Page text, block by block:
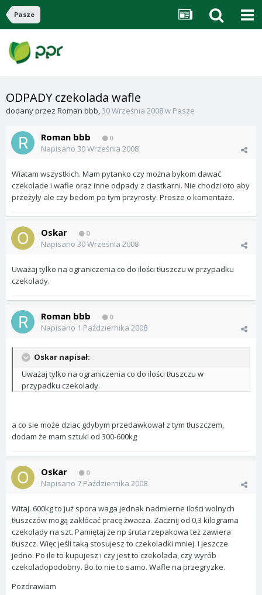
Pasze
ODPADY czekolada wafle
dodany przez Roman bbb,30 Września 2008w Pasze
Roman bbb 0
Napisano 30 Września 2008
Wiatam wszystkich. Mam pytanko czy można bykom dawać
czekolade i wafle oraz inne odpady z ciastkarni. Nie chodzi oto aby
przeżyły ale czy bedom po tym przyrosty. Prosze o komentaże.
Oskar 0
Napisano 30 Września 2008
Uważaj tylko na ograniczenia co do ilości tłuszczu w przypadku
czekolady.
Roman bbb 0
Napisano 1 Października 2008
Oskar napisał:
Uważaj tylko na ograniczenia co do ilości tłuszczu w
przypadku czekolady.
a co sie może dziac gdybym przedawkował z tym tłuszczem,
dodam że mam sztuki od 300-600kg
Oskar 0
Napisano 7 Października 2008
Witaj. 600kg to już spora waga jednak nadmierne ilości wolnych
tłuszczów mogą zakłócać pracę żwacza. Zacznij od 0,3 kilograma
czekolady na szt. Pamiętaj że np śruta rzepakowa też zawiera
tłuszcz. Więc jeśli taką stosujesz to czekoladki mniej. I jeszcze
jedno. Po ile to kupujesz i czy jest to czekolada, czy wyrób
czekoladopodobny. Bo to nie to samo. Wafle na przegryzke.
Pozdrawiam